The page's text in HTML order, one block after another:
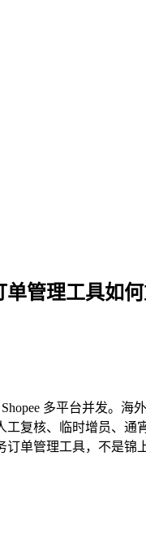
管理工具如
多平台并发。
复核、临时增员、通
单管理工具，不是锦